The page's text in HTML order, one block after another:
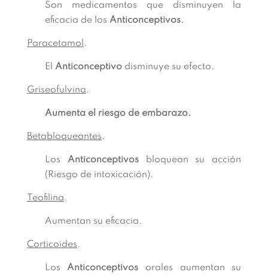
Son medicamentos que disminuyen la
eficacia de los Anticonceptivos.
Paracetamol .
El Anticonceptivodisminuye su efecto.
Griseofulvina.
Aumenta el riesgo de embarazo.
Betabloqueantes.
Los Anticonceptivosbloquean su acción
(Riesgo de intoxicación).
Teofilina.
Aumentan su eficacia.
Corticoides.
LosAnticonceptivos orales aumentan su